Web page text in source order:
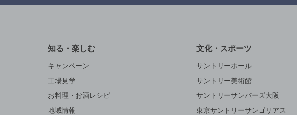
知る・楽しむ
キャンペーン
工場見学
お料理・お酒レシピ
地域情報
文化・スポーツ
サントリーホール
サントリー美術館
サントリーサンバーズ大阪
東京サントリーサンゴリアス